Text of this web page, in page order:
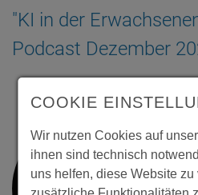
"KI in der
Podcast Dezember
COOKIE
Wir nutzen Cookies auf
ihnen sind technisch
uns helfen, diese Website